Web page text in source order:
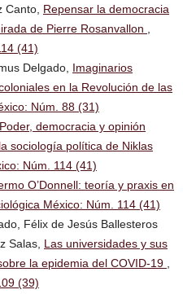
Canto, Repensar la democracia
de Pierre Rosanvallon
(41)
Delgado, Imaginarios
en la Revolución de las
Núm. 88 (31)
Poder, democracia y opinión
sociología política de Niklas
Núm. 114 (41)
O’Donnell: teoría y praxis en
México: Núm. 114 (41)
Félix de Jesús Ballesteros
Salas, Las universidades y sus
la epidemia del COVID-19
(39)